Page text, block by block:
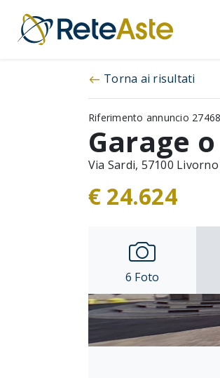
west Torna ai risultati
Riferimento annuncio
Garage
Via Sardi, 57100
€ 24.624
6 Foto